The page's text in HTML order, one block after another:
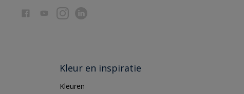
Kleur en inspiratie
Kleuren